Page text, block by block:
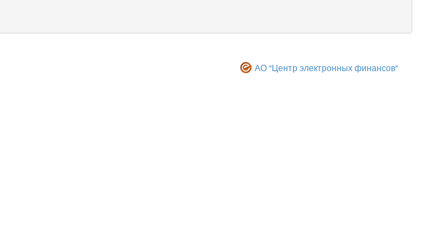
АО "Центр электронных финансов"